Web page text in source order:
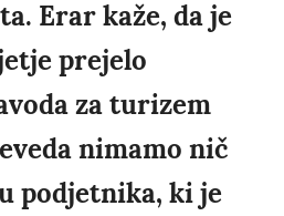
Erar kaže, da je
prejelo
za turizem
nimamo nič
podjetnika, ki je